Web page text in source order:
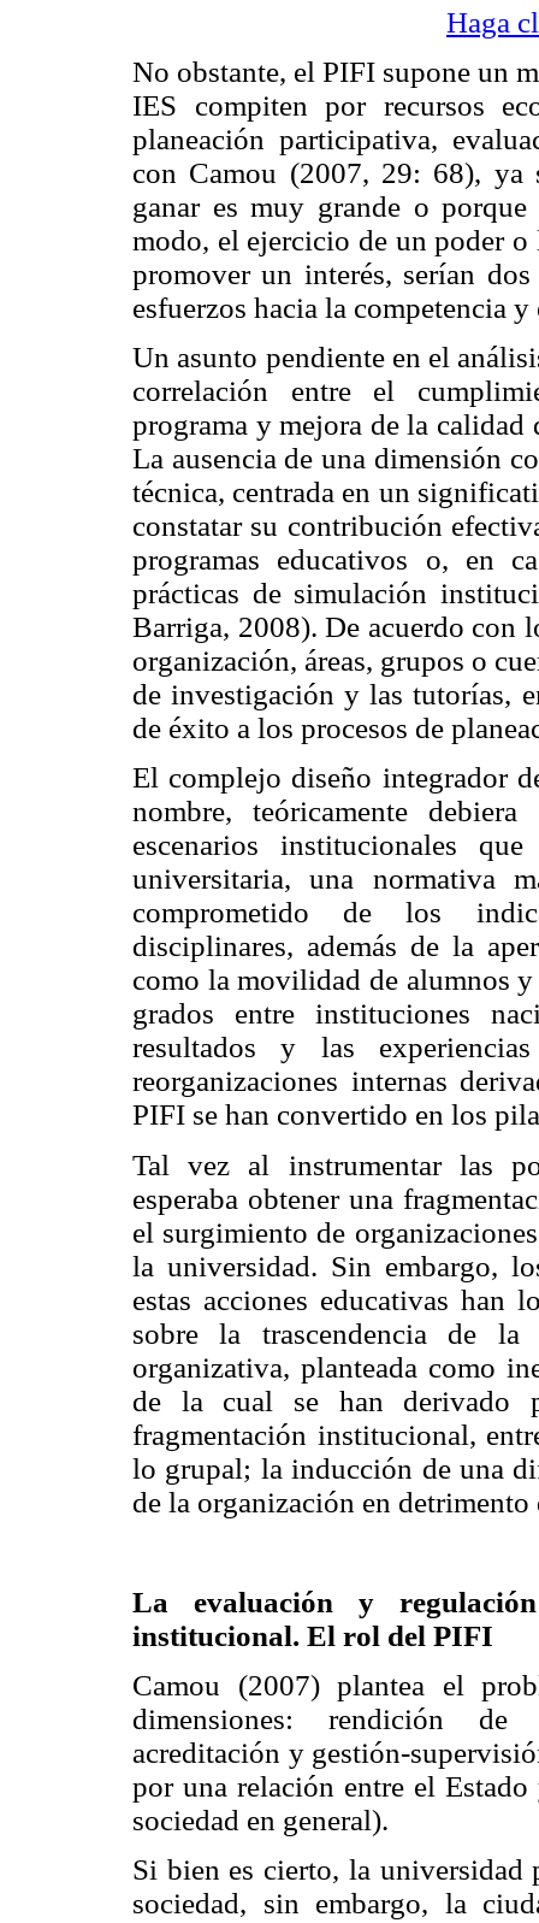
Haga
No obstante, el PIFI supone un
IES compiten por recursos
planeación participativa,
con Camou (2007, 29: 68), ya
ganar es muy grande o
modo, el ejercicio de un poder
promover un interés, serían
esfuerzos hacia la competencia
Un asunto pendiente en el
correlación entre el
programa y mejora de la calidad
La ausencia de una dimensión
técnica, centrada en un
constatar su contribución
programas educativos o, en
prácticas de simulación
Barriga, 2008). De acuerdo con
organización, áreas, grupos o
de investigación y las tutorías,
de éxito a los procesos de
El complejo diseño integrador
nombre, teóricamente
escenarios institucionales
universitaria, una normativa
comprometido de los
disciplinares, además de la
como la movilidad de alumnos
grados entre instituciones
resultados y las
reorganizaciones internas
PIFI se han convertido en los
Tal vez al instrumentar las
esperaba obtener una
el surgimiento de
la universidad. Sin embargo,
estas acciones educativas han
sobre la trascendencia de
organizativa, planteada como
de la cual se han derivado
fragmentación institucional,
lo grupal; la inducción de una
de la organización en
La evaluación y
institucional. El rol del PIFI
Camou (2007) plantea el
dimensiones: rendición de
acreditación y gestión-
por una relación entre el
sociedad en general).
Si bien es cierto, la universidad
sociedad, sin embargo, la